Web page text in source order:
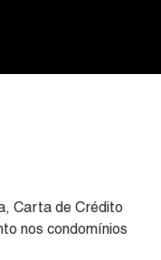
Carta de Crédito
nos condomínios